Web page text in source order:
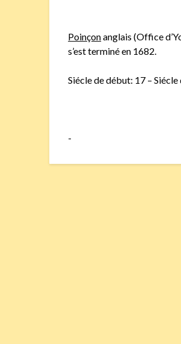
Poinçonanglais (Office
s’est terminé en 1682.
Siécle de début: 17 –
-